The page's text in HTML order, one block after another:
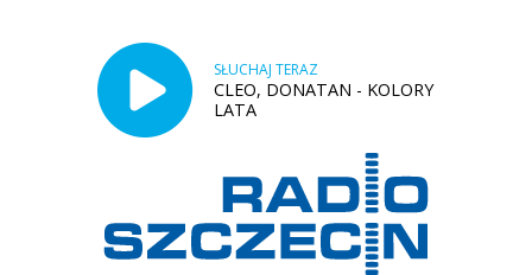
SŁUCHAJ TERAZ
CLEO, DONATAN - KOLORY
LATA